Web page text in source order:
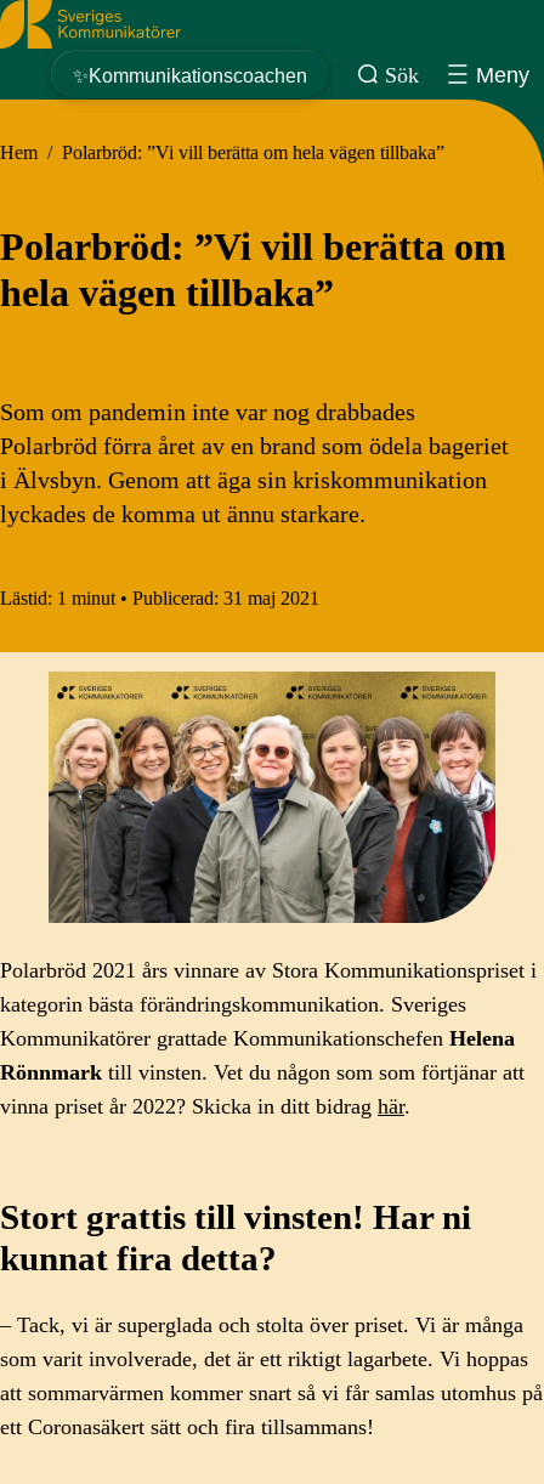
Sveriges Kommunikatörer
✨Kommunikationscoachen Sök Meny
Hem / Polarbröd: ”Vi vill berätta om hela vägen tillbaka”
Polarbröd: ”Vi vill berätta om
hela vägen tillbaka”
Som om pandemin inte var nog drabbades
Polarbröd förra året av en brand som ödela bageriet
i Älvsbyn. Genom att äga sin kriskommunikation
lyckades de komma ut ännu starkare.
Lästid: 1 minut • Publicerad: 31 maj 2021
Polarbröd 2021 års vinnare av Stora Kommunikationspriset i
kategorin bästa förändringskommunikation. Sveriges
Kommunikatörer grattade Kommunikationschefen Helena
Rönnmark till vinsten. Vet du någon som som förtjänar att
vinna priset år 2022? Skicka in ditt bidrag här.
Stort grattis till vinsten! Har ni
kunnat fira detta?
– Tack, vi är superglada och stolta över priset. Vi är många
som varit involverade, det är ett riktigt lagarbete. Vi hoppas
att sommarvärmen kommer snart så vi får samlas utomhus på
ett Coronasäkert sätt och fira tillsammans!